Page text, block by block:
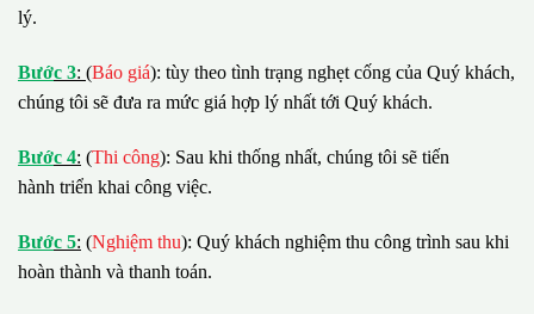
lý.
Bước 3: (Báo giá): tùy theo tình trạng nghẹt cống của Quý khách,
chúng tôi sẽ đưa ra mức giá hợp lý nhất tới Quý khách.
Bước 4: (Thi công): Sau khi thống nhất, chúng tôi sẽ tiến
hành triển khai công việc.
Bước 5: (Nghiệm thu): Quý khách nghiệm thu công trình sau khi
hoàn thành và thanh toán.